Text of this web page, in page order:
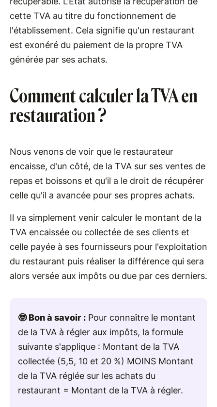
cette TVA au titre du fonctionnement de
l'établissement. Cela signifie qu'un restaurant
est exonéré du paiement de la propre TVA
générée par ses achats.
Comment calculer la TVA en
restauration ?
Nous venons de voir que le restaurateur
encaisse, d'un côté, de la TVA sur ses ventes de
repas et boissons et qu'il a le droit de récupérer
celle qu'il a avancée pour ses propres achats.
Il va simplement venir calculer le montant de la
TVA encaissée ou collectée de ses clients et
celle payée à ses fournisseurs pour l'exploitation
du restaurant puis réaliser la différence qui sera
alors versée aux impôts ou due par ces derniers.
🤓 Bon à savoir : Pour connaître le montant
de la TVA à régler aux impôts, la formule
suivante s'applique : Montant de la TVA
collectée (5,5, 10 et 20 %) MOINS Montant
de la TVA réglée sur les achats du
restaurant = Montant de la TVA à régler.